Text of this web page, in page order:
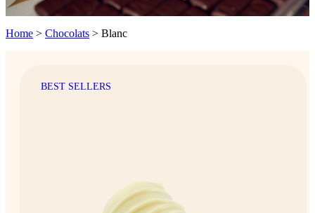
Home > Chocolats > Blanc
BEST SELLERS